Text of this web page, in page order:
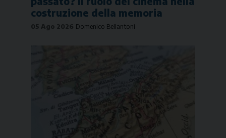
costruzione della memoria
05 Ago 2026 Domenico Bellantoni